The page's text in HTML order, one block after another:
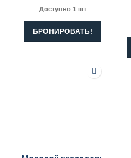
Доступно 1 шт
БРОНИРОВАТЬ!